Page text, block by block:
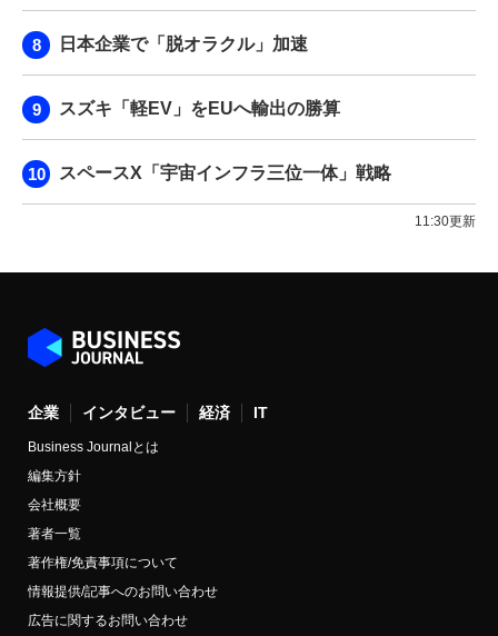
日本企業で「脱オラクル」加速
スズキ「軽EV」をEUへ輸出の勝算
スペースX「宇宙インフラ三位一体」戦略
11:30更新
企業 インタビュー 経済 IT
Business Journalとは
編集方針
会社概要
著者一覧
著作権/免責事項について
情報提供/記事へのお問い合わせ
広告に関するお問い合わせ